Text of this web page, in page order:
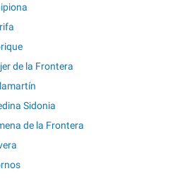
de la Frontera
Sidonia
de la Frontera